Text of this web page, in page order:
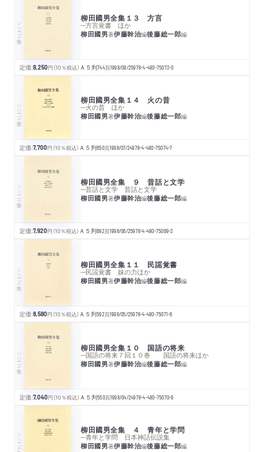
シリーズ・全集 柳田國男全集１３ 方言
─方言覚書 ほか
柳田國男著伊藤幹治編後藤総一郎編
定価:8,250円 （10％税込） Ａ５判744頁1998/08/25978-4-480-75073-0
シリーズ・全集 柳田國男全集１４ 火の昔
─火の昔 ほか
柳田國男著伊藤幹治編後藤総一郎編
定価:7,700円 （10％税込） Ａ５判650頁1998/07/24978-4-480-75074-7
シリーズ・全集 柳田國男全集 ９ 昔話と文学
─昔話と文学 昔話と文学
柳田國男著伊藤幹治編後藤総一郎編
定価:7,920円 （10％税込） Ａ５判692頁1998/06/25978-4-480-75069-3
シリーズ・全集 柳田國男全集１１ 民謡覚書
─民謡覚書 妹の力ほか
柳田國男著伊藤幹治編後藤総一郎編
定価:8,580円 （10％税込） Ａ５判592頁1998/05/25978-4-480-75071-6
シリーズ・全集 柳田國男全集１０ 国語の将来
─国語の将来７回１０巻 国語の将来ほか
柳田國男著伊藤幹治編後藤総一郎編
定価:7,040円 （10％税込） Ａ５判550頁1998/04/24978-4-480-75070-9
シリーズ・全集 柳田國男全集 ４ 青年と学問
─青年と学問 日本神話伝説集
柳田國男著伊藤幹治編後藤総一郎編